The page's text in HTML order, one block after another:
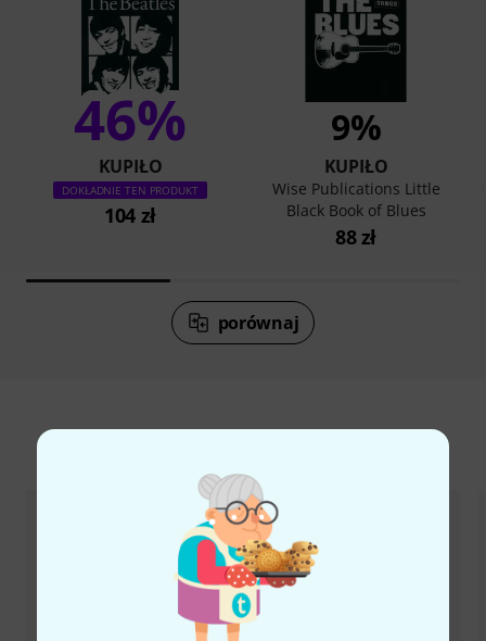
46%
KUPIŁO
DOKŁADNIE TEN PRODUKT
104 zł
9%
KUPIŁO
Wise Publications Little
Black Book of Blues
88 zł
porównaj